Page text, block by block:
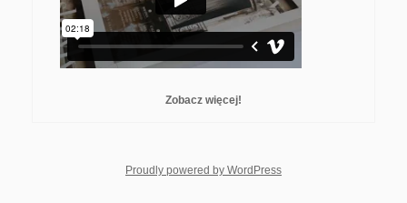
Zobacz więcej!
Proudly powered by WordPresswhois: Nuno Sarmento